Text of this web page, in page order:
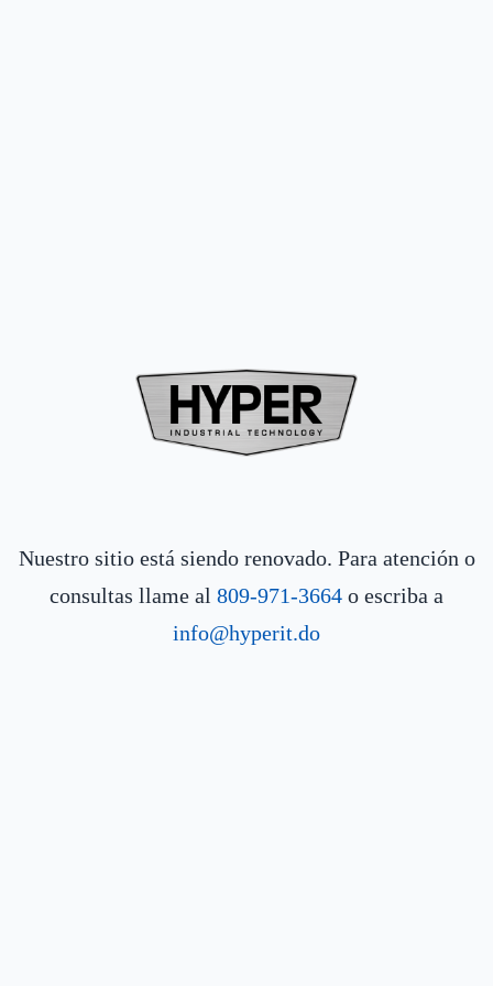
Nuestro sitio está siendo renovado. Para atención o
consultas llame al 809-971-3664 o escriba a
info@hyperit.do